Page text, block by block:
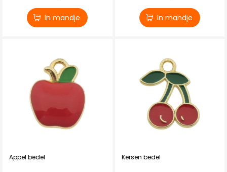
In mandje In mandje
Appel bedel Kersen bedel